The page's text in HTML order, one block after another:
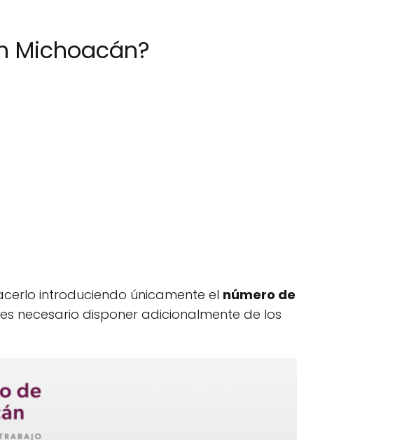
Michoacán?
introduciendo únicamente el número de
necesario disponer adicionalmente de los